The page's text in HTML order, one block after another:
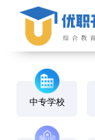
中专学校